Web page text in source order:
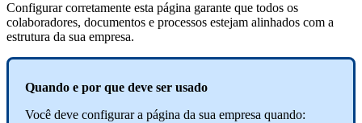
Configurar corretamente esta página garante que todos os
colaboradores, documentos e processos estejam alinhados com a
estrutura da sua empresa.
Quando e por que deve ser usado
Você deve configurar a página da sua empresa quando: